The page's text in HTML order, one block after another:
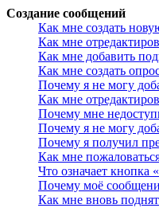
Создание сообщений
Как мне создать
Как мне
Как мне добавить
Как мне создать
Почему я не могу
Как мне
Почему мне
Почему я не могу
Почему я получил
Как мне
Что означает кнопка
Почему моё
Как мне вновь